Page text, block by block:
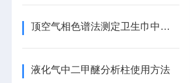
顶空气相色谱法测定卫生巾中环氧乙烷残留量
液化气中二甲醚分析柱使用方法